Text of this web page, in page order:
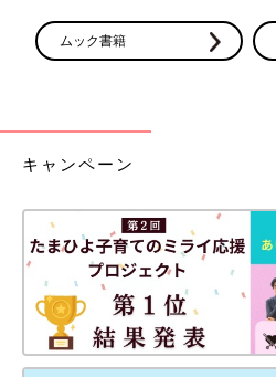
ムック書籍
キャンペーン